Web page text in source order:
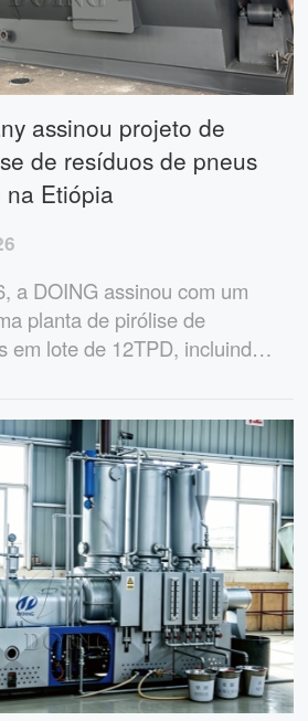
assinou projeto de
de resíduos de pneus
na Etiópia
a DOING assinou com um
planta de pirólise de
em lote de 12TPD, incluindo